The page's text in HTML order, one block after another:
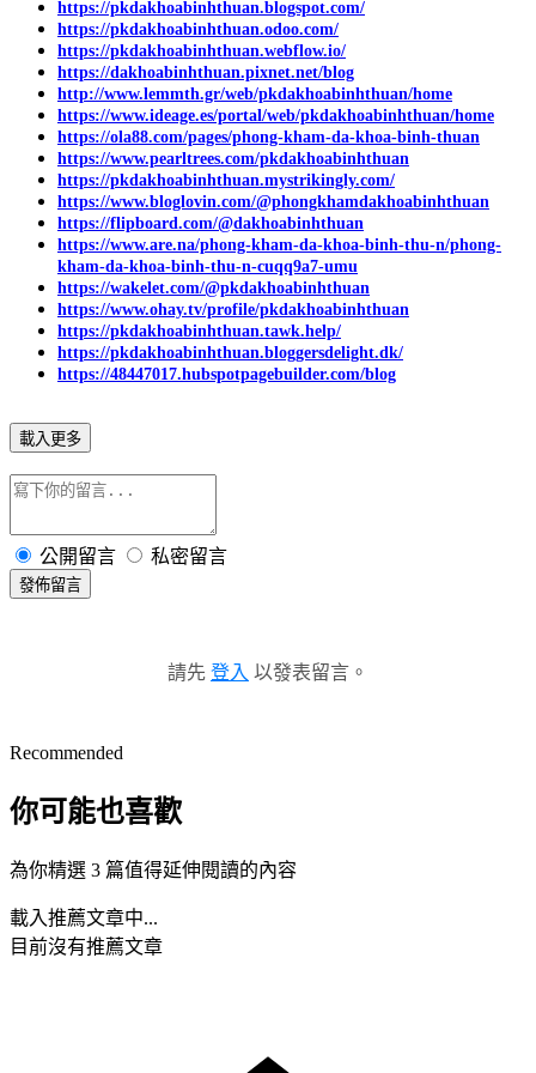
https://pkdakhoabinhthuan.blogspot.com/
https://pkdakhoabinhthuan.odoo.com/
https://pkdakhoabinhthuan.webflow.io/
https://dakhoabinhthuan.pixnet.net/blog
http://www.lemmth.gr/web/pkdakhoabinhthuan/home
https://www.ideage.es/portal/web/pkdakhoabinhthuan/home
https://ola88.com/pages/phong-kham-da-khoa-binh-thuan
https://www.pearltrees.com/pkdakhoabinhthuan
https://pkdakhoabinhthuan.mystrikingly.com/
https://www.bloglovin.com/@phongkhamdakhoabinhthuan
https://flipboard.com/@dakhoabinhthuan
https://www.are.na/phong-kham-da-khoa-binh-thu-n/phong-
kham-da-khoa-binh-thu-n-cuqq9a7-umu
https://wakelet.com/@pkdakhoabinhthuan
https://www.ohay.tv/profile/pkdakhoabinhthuan
https://pkdakhoabinhthuan.tawk.help/
https://pkdakhoabinhthuan.bloggersdelight.dk/
https://48447017.hubspotpagebuilder.com/blog
載入更多
公開留言 私密留言
發佈留言
請先 登入 以發表留言。
Recommended
你可能也喜歡
為你精選 3 篇值得延伸閱讀的內容
載入推薦文章中...
目前沒有推薦文章